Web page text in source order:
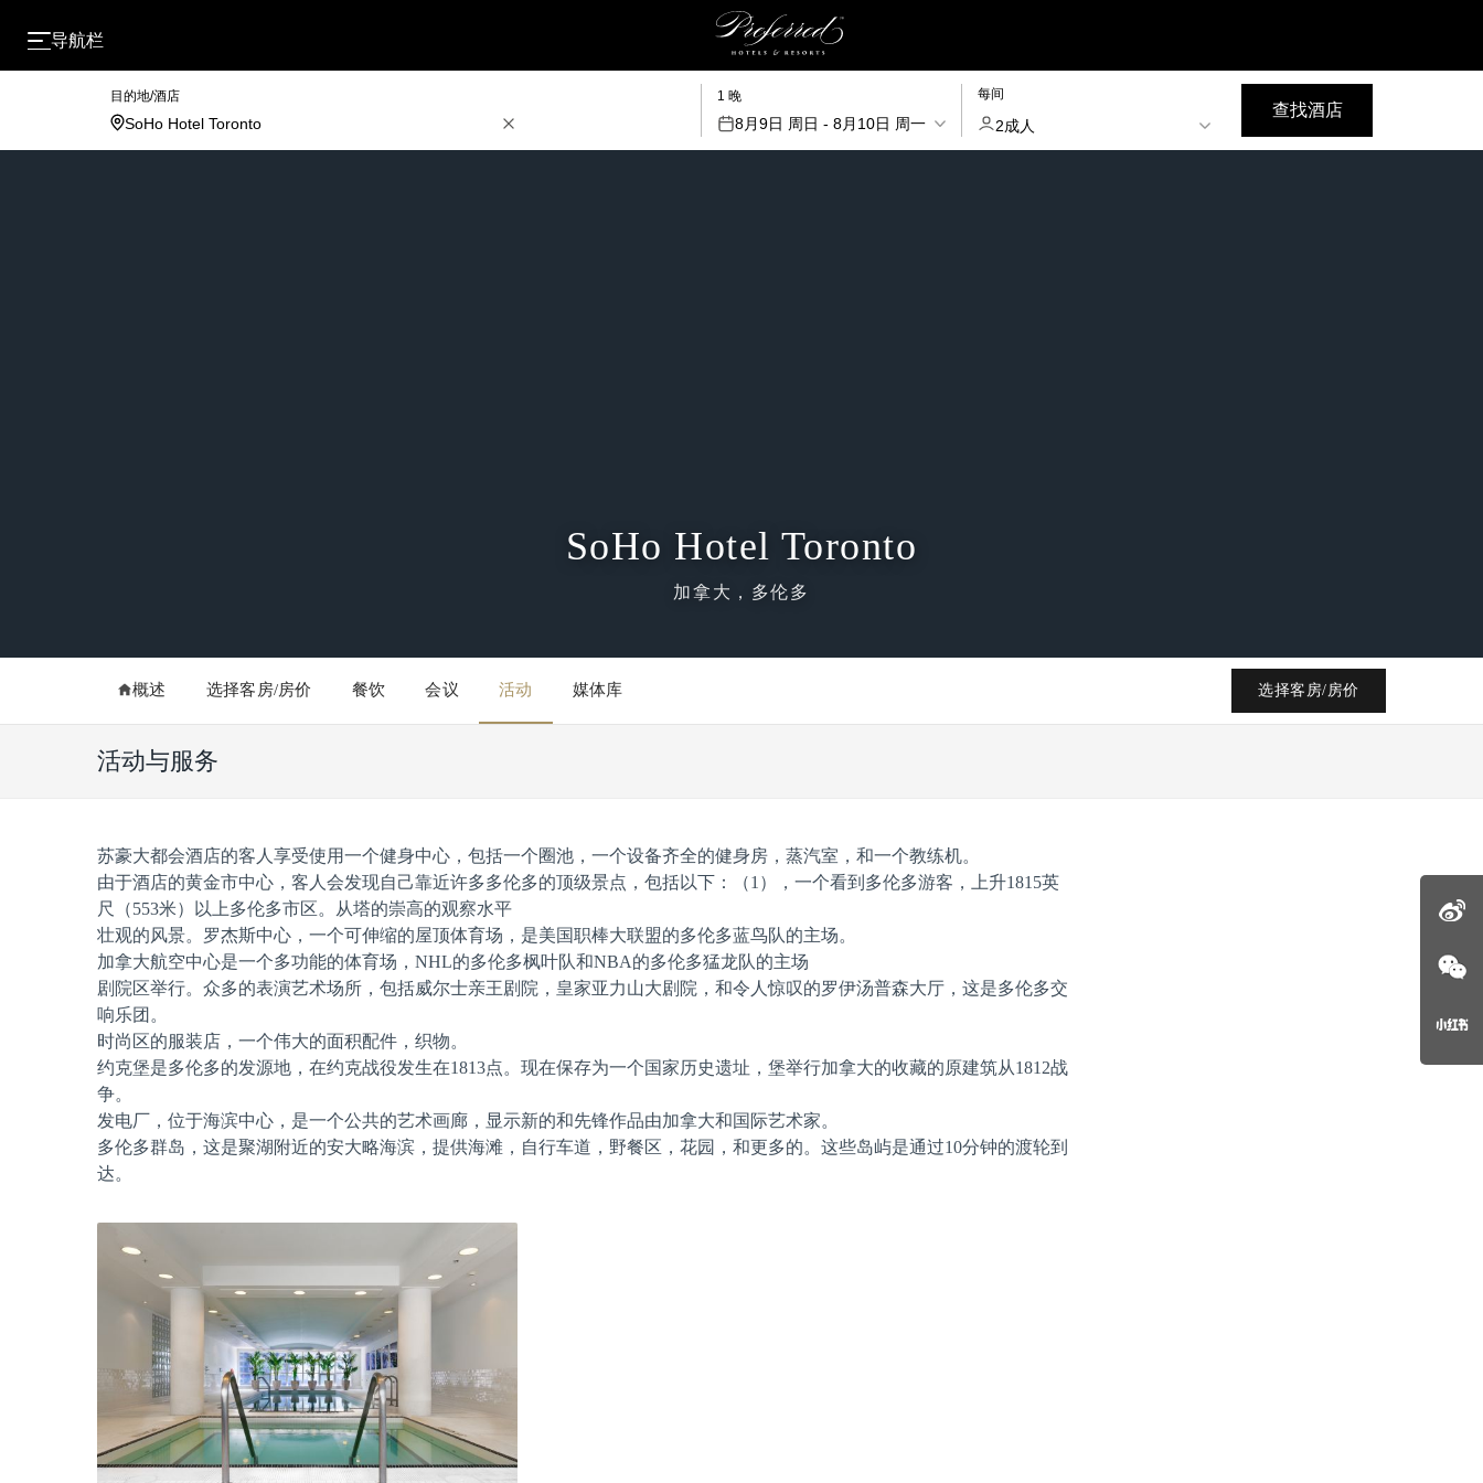
导航栏
目的地/酒店 1 晚
8月9日 周日 - 8月10日 周一
每间
2成人
查找酒店
SoHo Hotel Toronto
加拿大，多伦多
概述 选择客房/房价 餐饮 会议 活动 媒体库 选择客房/房价
活动与服务
苏豪大都会酒店的客人享受使用一个健身中心，包括一个圈池，一个设备齐全的健身房，蒸汽室，和一个教练机。
由于酒店的黄金市中心，客人会发现自己靠近许多多伦多的顶级景点，包括以下：（1），一个看到多伦多游客，上升1815英
尺（553米）以上多伦多市区。从塔的崇高的观察水平
壮观的风景。罗杰斯中心，一个可伸缩的屋顶体育场，是美国职棒大联盟的多伦多蓝鸟队的主场。
加拿大航空中心是一个多功能的体育场，NHL的多伦多枫叶队和NBA的多伦多猛龙队的主场
剧院区举行。众多的表演艺术场所，包括威尔士亲王剧院，皇家亚力山大剧院，和令人惊叹的罗伊汤普森大厅，这是多伦多交
响乐团。
时尚区的服装店，一个伟大的面积配件，织物。
约克堡是多伦多的发源地，在约克战役发生在1813点。现在保存为一个国家历史遗址，堡举行加拿大的收藏的原建筑从1812战
争。
发电厂，位于海滨中心，是一个公共的艺术画廊，显示新的和先锋作品由加拿大和国际艺术家。
多伦多群岛，这是聚湖附近的安大略海滨，提供海滩，自行车道，野餐区，花园，和更多的。这些岛屿是通过10分钟的渡轮到
达。